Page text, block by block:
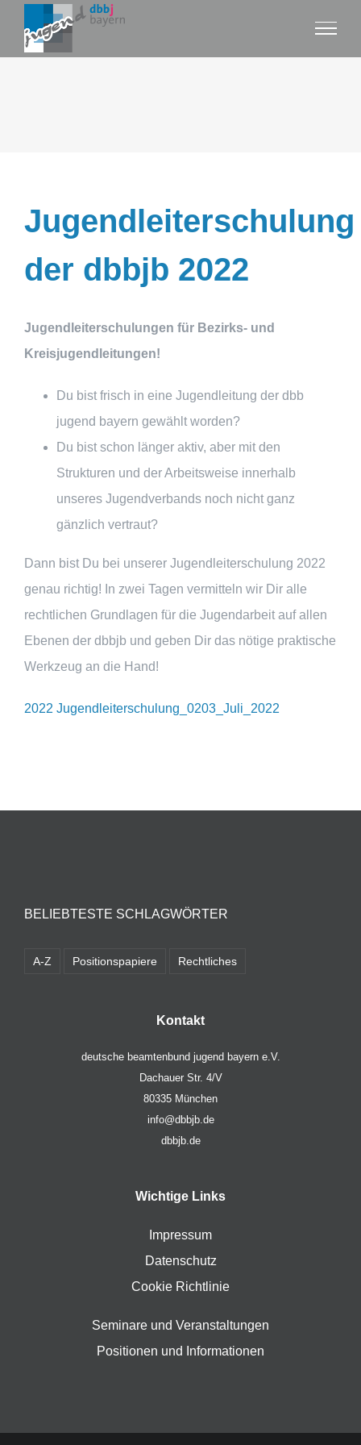
Inhalt
Jugendleiterschulung
der dbbjb 2022
Jugendleiterschulungen für Bezirks- und
Kreisjugendleitungen!
Du bist frisch in eine Jugendleitung der dbb
jugend bayern gewählt worden?
Du bist schon länger aktiv, aber mit den
Strukturen und der Arbeitsweise innerhalb
unseres Jugendverbands noch nicht ganz
gänzlich vertraut?
Dann bist Du bei unserer Jugendleiterschulung 2022
genau richtig! In zwei Tagen vermitteln wir Dir alle
rechtlichen Grundlagen für die Jugendarbeit auf allen
Ebenen der dbbjb und geben Dir das nötige praktische
Werkzeug an die Hand!
2022 Jugendleiterschulung_0203_Juli_2022
BELIEBTESTE SCHLAGWÖRTER
A-Z Positionspapiere Rechtliches
Kontakt
deutsche beamtenbund jugend bayern e.V.
Dachauer Str. 4/V
80335 München
info@dbbjb.de
dbbjb.de
Wichtige Links
Impressum
Datenschutz
Cookie Richtlinie
Seminare und Veranstaltungen
Positionen und Informationen